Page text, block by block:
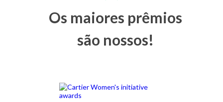
Os maiores prêmios
são nossos!